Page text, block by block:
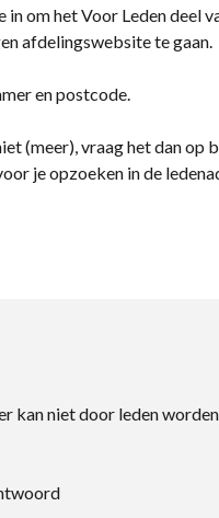
om het Voor Leden deel
afdelingswebsite te gaan.
en postcode.
(meer), vraag het dan op
je opzoeken in de
niet door leden